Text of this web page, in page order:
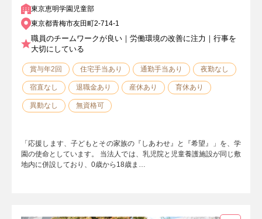
東京恵明学園児童部
東京都青梅市友田町2-714-1
職員のチームワークが良い｜労働環境の改善に注力｜行事を
大切にしている
賞与年2回 住宅手当あり 通勤手当あり 夜勤なし
宿直なし 退職金あり 産休あり 育休あり
異動なし 無資格可
「応援します、子どもとその家族の『しあわせ』と『希望』」を、学
園の使命としています。 当法人では、乳児院と児童養護施設が同じ敷
地内に併設しており、0歳から18歳ま…